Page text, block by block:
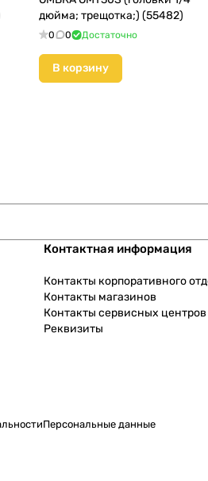
дюйма; трещотка;) (55482)
0 0 Достаточно
В корзину
Контактная информация
Контакты корпоративного
Контакты магазинов
Контакты сервисных центров
Реквизиты
Персональные данные